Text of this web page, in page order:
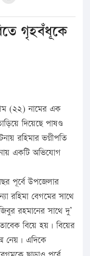
গৃহবঁধূকে
(২২) নামের এক
দিয়েছে পাষণ্ড
রহিমার ভগ্নীপতি
একটি অভিযোগ
পূর্বে উপজেলার
রহিমা বেগমের সাথে
রহমানের সাথে দু’
বিয়ে হয়। বিয়ের
নেয়। এদিকে